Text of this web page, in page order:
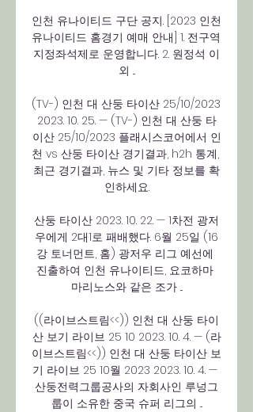
인천 유나이티드 구단 공지. [2023 인천
유나이티드 홈경기 예매 안내] 1. 전구역
지정좌석제로 운영합니다. 2. 원정석 이
외 ...
(TV-) 인천 대 산둥 타이산 25/10/2023
2023. 10. 25. — (TV-) 인천 대 산둥 타
이산 25/10/2023 플래시스코어에서 인
천 vs 산둥 타이산 경기결과, h2h 통계,
최근 경기결과, 뉴스 및 기타 정보를 확
인하세요.
산둥 타이산 2023. 10. 22. — 1차전 광저
우에게 2대1로 패배했다. 6월 25일 (16
강 토너먼트, 홈) 광저우 리그 예선에
진출하여 인천 유나이티드, 요코하마
마리노스와 같은 조가 ...
((라이브스트림<<)) 인천 대 산둥 타이
산 보기 라이브 25 10 2023. 10. 4. — (라
이브스트림<<)) 인천 대 산둥 타이산 보
기 라이브 25 10월 2023 2023. 10. 4. —
산둥전력그룹공사의 자회사인 루넝그
룹이 소유한 중국 슈퍼 리그의 ...